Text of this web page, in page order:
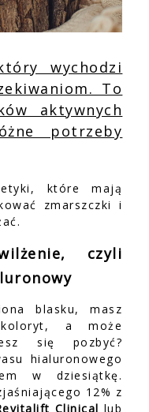
wychodzi
To
aktywnych
potrzeby
które mają
zmarszczki i
czyli
blasku, masz
koloryt, a może
się pozbyć?
hialuronowego
w dziesiątkę.
12% z
Clinical lub